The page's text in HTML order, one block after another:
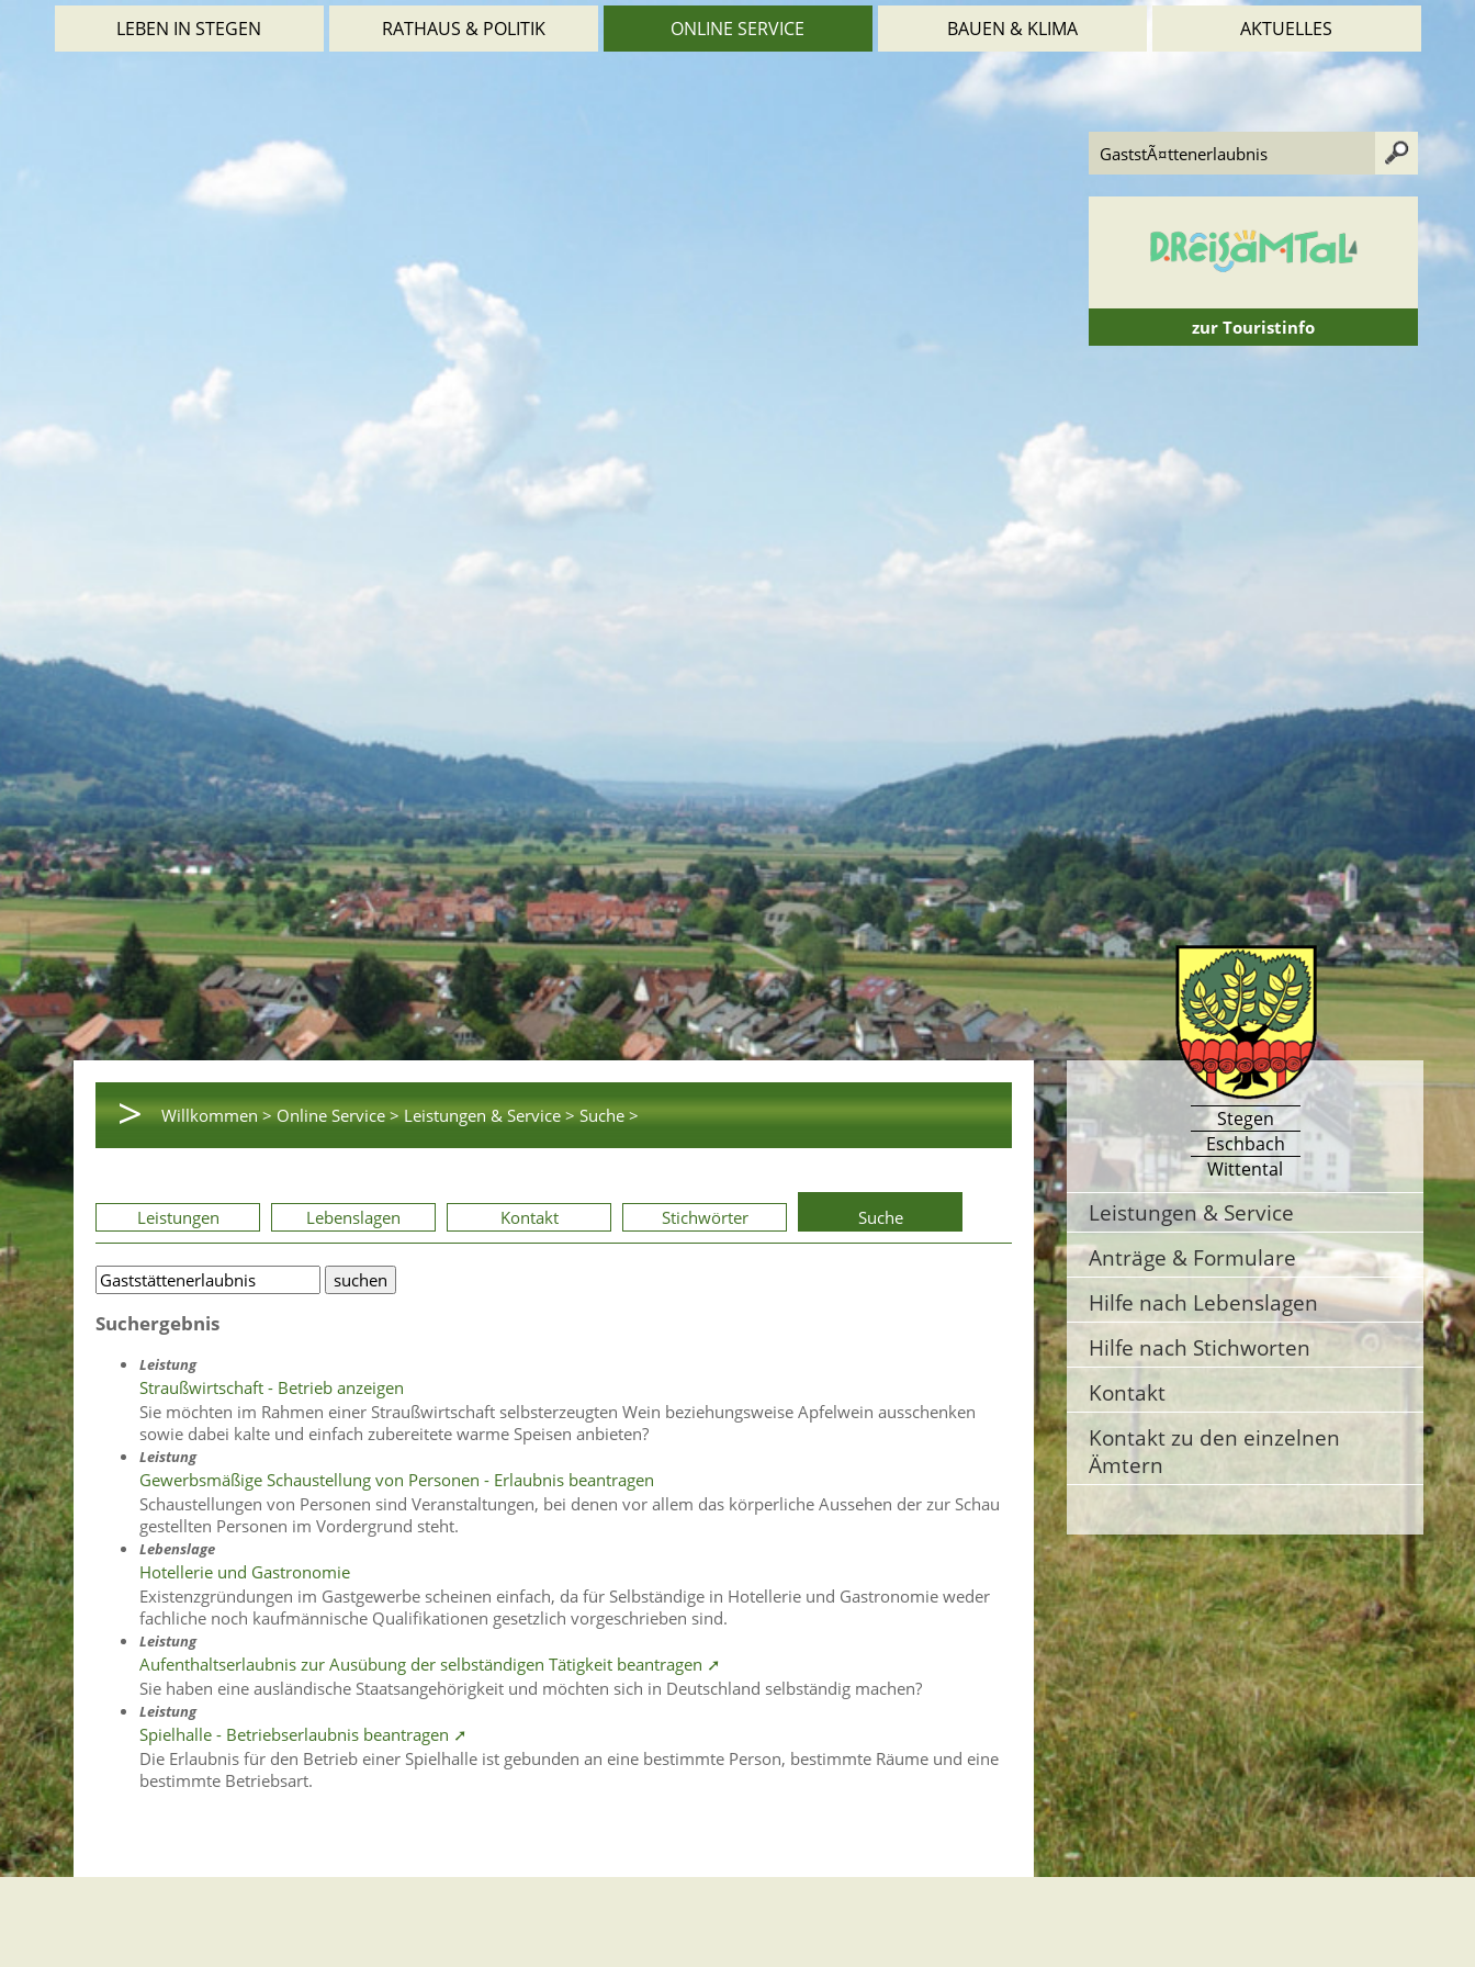
LEBEN IN STEGEN RATHAUS & POLITIK ONLINE SERVICE BAUEN & KLIMA AKTUELLES
zur Touristinfo
> Willkommen > Online Service > Leistungen & Service > Suche >
Leistungen Lebenslagen Kontakt Stichwörter Suche
Suchergebnis
Leistung
Straußwirtschaft - Betrieb anzeigen
Sie möchten im Rahmen einer Straußwirtschaft selbsterzeugten Wein beziehungsweise Apfelwein ausschenken
sowie dabei kalte und einfach zubereitete warme Speisen anbieten?
Leistung
Gewerbsmäßige Schaustellung von Personen - Erlaubnis beantragen
Schaustellungen von Personen sind Veranstaltungen, bei denen vor allem das körperliche Aussehen der zur Schau
gestellten Personen im Vordergrund steht.
Lebenslage
Hotellerie und Gastronomie
Existenzgründungen im Gastgewerbe scheinen einfach, da für Selbständige in Hotellerie und Gastronomie weder
fachliche noch kaufmännische Qualifikationen gesetzlich vorgeschrieben sind.
Leistung
Aufenthaltserlaubnis zur Ausübung der selbständigen Tätigkeit beantragen ➚
Sie haben eine ausländische Staatsangehörigkeit und möchten sich in Deutschland selbständig machen?
Leistung
Spielhalle - Betriebserlaubnis beantragen ➚
Die Erlaubnis für den Betrieb einer Spielhalle ist gebunden an eine bestimmte Person, bestimmte Räume und eine
bestimmte Betriebsart.
Stegen
Eschbach
Wittental
Leistungen & Service
Anträge & Formulare
Hilfe nach Lebenslagen
Hilfe nach Stichworten
Kontakt
Kontakt zu den einzelnen
Ämtern